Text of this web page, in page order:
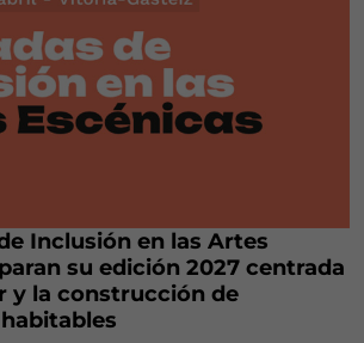
Inclusión en las Artes
su edición 2027 centrada
y la construcción de